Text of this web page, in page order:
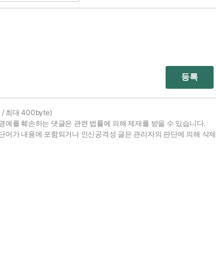
등록
/ 최대 400byte)
를 훼손하는 댓글은 관련 법률에 의해 제재를 받을 수 있습니다.
어가 내용에 포함되거나 인신공격성 글은 관리자의 판단에 의해 삭제